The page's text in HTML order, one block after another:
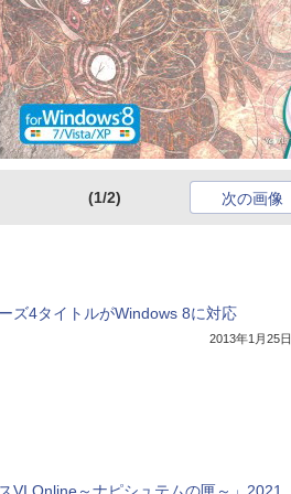
(1/2) 次の画像
ズ4タイトルがWindows 8に対応
2013年1月25日